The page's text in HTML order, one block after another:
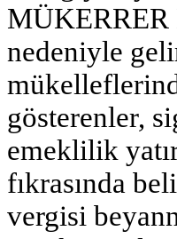
MÜKERRER
nedeniyle
gösterenler,
emeklilik
fıkrasında
vergisi